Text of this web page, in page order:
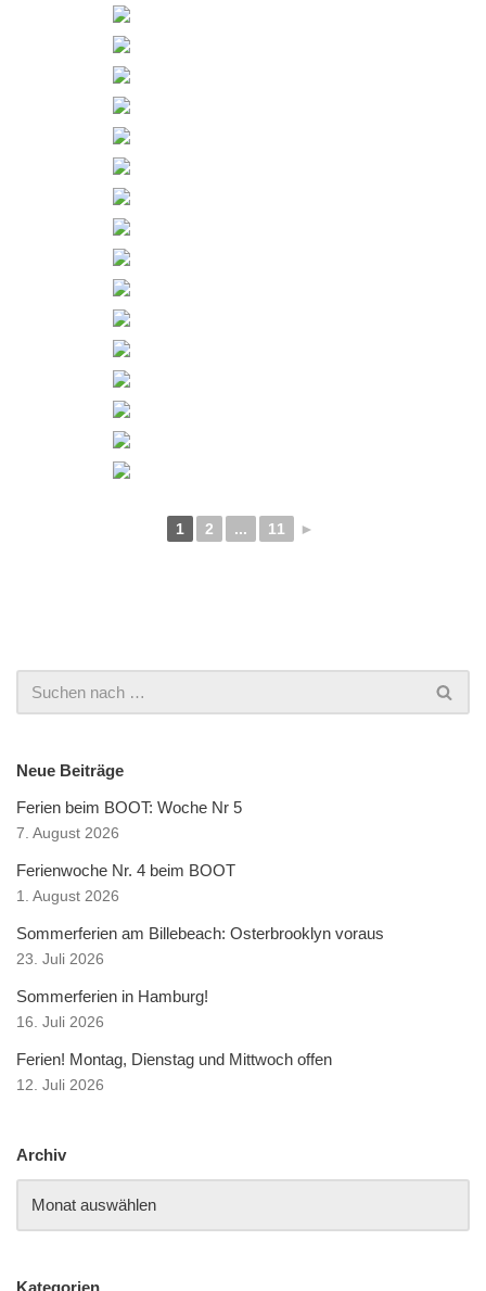
1 2 ... 11 ►
Neue Beiträge
Ferien beim BOOT: Woche Nr 5
7. August 2026
Ferienwoche Nr. 4 beim BOOT
1. August 2026
Sommerferien am Billebeach: Osterbrooklyn voraus
23. Juli 2026
Sommerferien in Hamburg!
16. Juli 2026
Ferien! Montag, Dienstag und Mittwoch offen
12. Juli 2026
Archiv
Kategorien